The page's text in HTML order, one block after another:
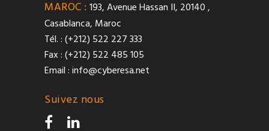
MAROC : 193, Avenue Hassan II, 20140 ,
Casablanca, Maroc
Tél. : (+212) 522 227 333
Fax : (+212) 522 485 105
Email :info@cyberesa.net
Suivez nous